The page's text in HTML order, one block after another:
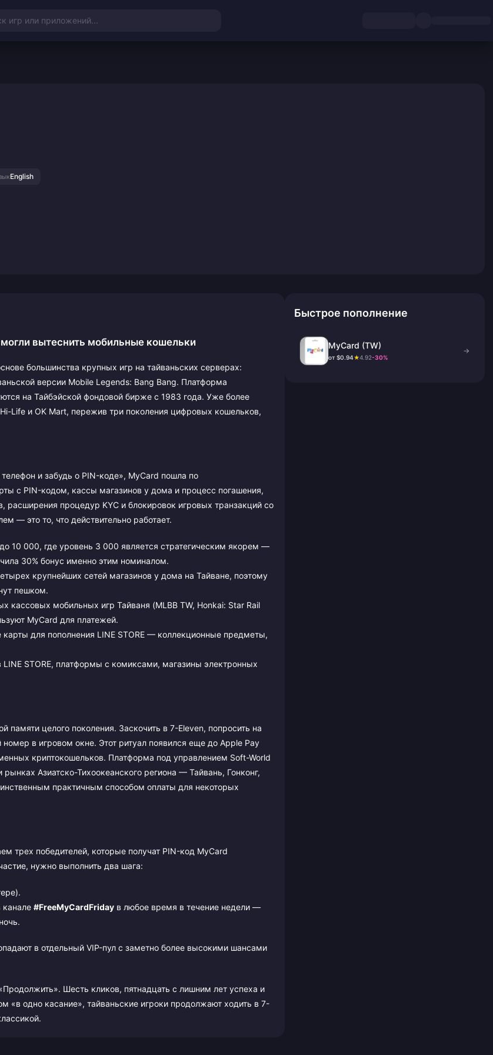
игр или приложений...
English
вытеснить мобильные кошельки
большинства крупных игр на тайваньских серверах:
версии Mobile Legends: Bang Bang. Платформа
на Тайбэйской фондовой бирже с 1983 года. Уже более
Life и OK Mart, пережив три поколения цифровых кошельков,
и забудь о PIN-коде», MyCard пошла по
с PIN-кодом, кассы магазинов у дома и процесс погашения,
процедур KYC и блокировок игровых транзакций со
— это то, что действительно работает.
10 000, где уровень 3 000 является стратегическим якорем —
30% бонус именно этим номиналом.
крупнейших сетей магазинов у дома на Тайване, поэтому
пешком.
кассовых мобильных игр Тайваня (MLBB TW, Honkai: Star Rail
MyCard для платежей.
для пополнения LINE STORE — коллекционные предметы,
STORE, платформы с комиксами, магазины электронных
целого поколения. Заскочить в 7-Eleven, попросить на
в игровом окне. Этот ритуал появился еще до Apple Pay
криптокошельков. Платформа под управлением Soft-World
Азиатско-Тихоокеанского региона — Тайвань, Гонконг,
практичным способом оплаты для некоторых
трех победителей, которые получат PIN-код MyCard
нужно выполнить два шага:
канале #FreeMyCardFridayв любое время в течение недели —
в отдельный VIP-пул с заметно более высокими шансами
Шесть кликов, пятнадцать с лишним лет успеха и
«в одно касание», тайваньские игроки продолжают ходить в 7-
Быстрое пополнение
MyCard (TW)
от $0.94★4.92-30%
→